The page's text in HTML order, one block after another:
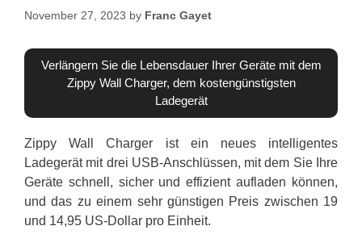
November 27, 2023 by Franc Gayet
Verlängern Sie die Lebensdauer Ihrer Geräte mit dem
Zippy Wall Charger, dem kostengünstigsten
Ladegerät
Zippy Wall Charger ist ein neues intelligentes
Ladegerät mit drei USB-Anschlüssen, mit dem Sie Ihre
Geräte schnell, sicher und effizient aufladen können,
und das zu einem sehr günstigen Preis zwischen 19
und 14,95 US-Dollar pro Einheit.